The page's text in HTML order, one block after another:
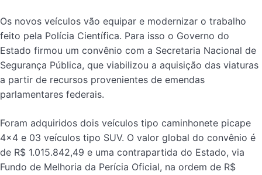
Os novos veículos vão equipar e modernizar o trabalho
feito pela Polícia Científica. Para isso o Governo do
Estado firmou um convênio com a Secretaria Nacional de
Segurança Pública, que viabilizou a aquisição das viaturas
a partir de recursos provenientes de emendas
parlamentares federais.
Foram adquiridos dois veículos tipo caminhonete picape
4×4 e 03 veículos tipo SUV. O valor global do convênio é
de R$ 1.015.842,49 e uma contrapartida do Estado, via
Fundo de Melhoria da Perícia Oficial, na ordem de R$